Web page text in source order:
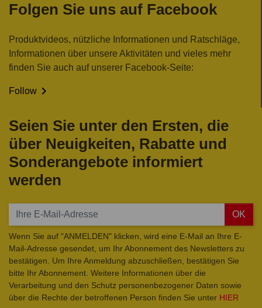
Folgen Sie uns auf Facebook
Produktvideos, nützliche Informationen und Ratschläge,
Informationen über unsere Aktivitäten und vieles mehr
finden Sie auch auf unserer Facebook-Seite:
Follow 
Seien Sie unter den Ersten, die
über Neuigkeiten, Rabatte und
Sonderangebote informiert
werden
OK
Wenn Sie auf "ANMELDEN" klicken, wird eine E-Mail an Ihre E-
Mail-Adresse gesendet, um Ihr Abonnement des Newsletters zu
bestätigen. Um Ihre Anmeldung abzuschließen, bestätigen Sie
bitte Ihr Abonnement. Weitere Informationen über die
Verarbeitung und den Schutz personenbezogener Daten sowie
über die Rechte der betroffenen Person finden Sie unter HIER